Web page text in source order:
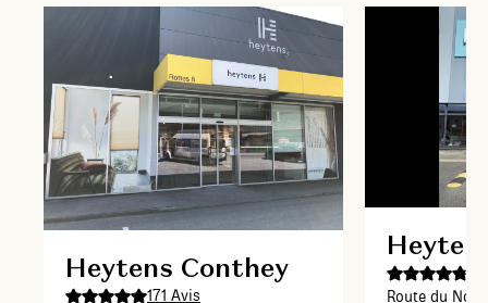
Heytens Conthey
171 Avis
Route du